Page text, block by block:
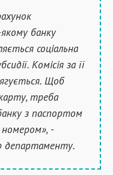
банку
соціальна
Комісія за її
Щоб
треба
з паспортом
-
департаменту.